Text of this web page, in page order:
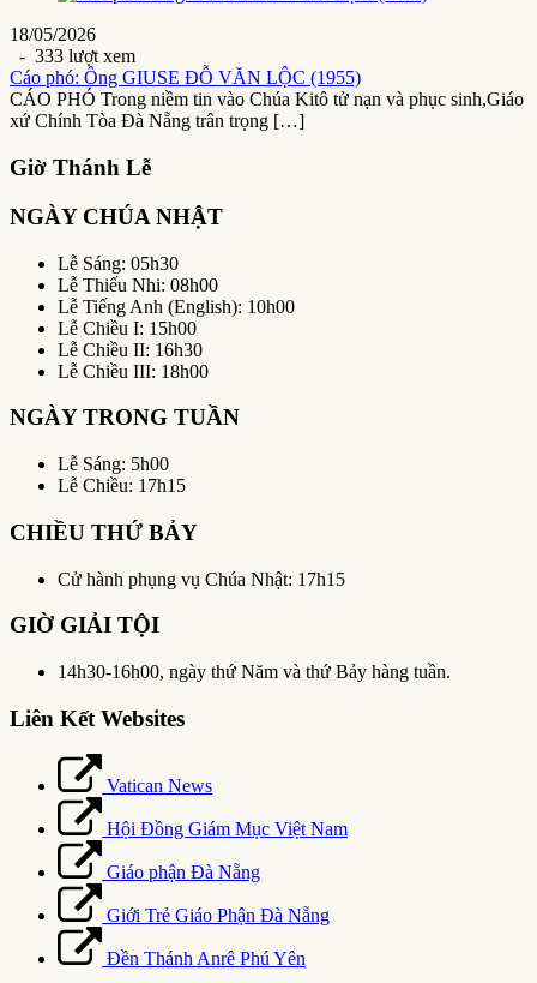
18/05/2026
- 333 lượt xem
Cáo phó: Ông GIUSE ĐỖ VĂN LỘC (1955)
CÁO PHÓ Trong niềm tin vào Chúa Kitô tử nạn và phục sinh,Giáo
xứ Chính Tòa Đà Nẵng trân trọng […]
Giờ Thánh Lễ
NGÀY CHÚA NHẬT
Lễ Sáng: 05h30
Lễ Thiếu Nhi: 08h00
Lễ Tiếng Anh (English): 10h00
Lễ Chiều I: 15h00
Lễ Chiều II: 16h30
Lễ Chiều III: 18h00
NGÀY TRONG TUẦN
Lễ Sáng: 5h00
Lễ Chiều: 17h15
CHIỀU THỨ BẢY
Cử hành phụng vụ Chúa Nhật: 17h15
GIỜ GIẢI TỘI
14h30-16h00, ngày thứ Năm và thứ Bảy hàng tuần.
Liên Kết Websites
Vatican News
Hội Đồng Giám Mục Việt Nam
Giáo phận Đà Nẵng
Giới Trẻ Giáo Phận Đà Nẵng
Đền Thánh Anrê Phú Yên